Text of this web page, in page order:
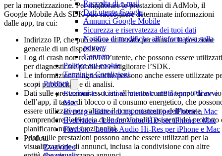
Raccolta di e-mail
Dati utente Google
Annunci Google Mobile
Sicurezza e riservatezza dei tuoi dati
Notifica di modifiche all’informativa sulla
privacy
Contatto
Politica sui cookie
Termini e Condizioni
Prodotti
Evermusic - Lettore musicale offline per iPhone e
Mac
Evertag - Editor di tag musicali per iPhone e Mac
Evervideo - Lettore Video HD per iPhone e Mac
Flacbox - Lettore Audio Hi-Res per iPhone e Mac
Prodotti
Evervideo
per la monetizzazione. Per migliorare le prestazioni di AdMob, il
Google Mobile Ads SDK può raccogliere determinate informazioni
dalle app, tra cui:
Indirizzo IP, che può essere utilizzato per stimare la posizione
generale di un dispositivo.
Log di crash non relativi all’utente, che possono essere utilizzati
per diagnosticare problemi e migliorare l’SDK.
Le informazioni diagnostiche possono anche essere utilizzate
scopi pubblicitari e di analisi.
Dati sulle prestazioni associati all’utente come il tempo di avvio
dell’app, il tasso di blocco o il consumo energetico, che
essere utilizzati per valutare il comportamento dell’utente,
comprendere l’efficacia delle funzionalità esistenti del prodotto
pianificare nuove funzionalità.
I dati sulle prestazioni possono anche essere utilizzati per la
visualizzazione di annunci, inclusa la condivisione con altre